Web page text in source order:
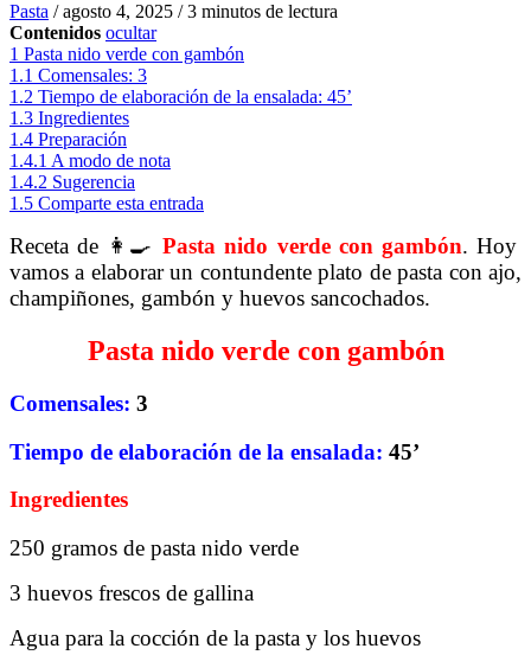
Pasta /agosto 4, 2025 /3 minutos de lectura
Contenidos ocultar
1 Pasta nido verde con gambón
1.1 Comensales: 3
1.2 Tiempo de elaboración de la ensalada: 45’
1.3 Ingredientes
1.4 Preparación
1.4.1 A modo de nota
1.4.2 Sugerencia
1.5 Comparte esta entrada
Receta de 👩‍🍳Pasta nido verde con gambón. Hoy
vamos a elaborar un contundente plato de pasta con ajo,
champiñones, gambón y huevos sancochados.
Pasta nido verde con gambón
Comensales: 3
Tiempo de elaboración de la ensalada: 45’
Ingredientes
250 gramos de pasta nido verde
3 huevos frescos de gallina
Agua para la cocción de la pasta y los huevos